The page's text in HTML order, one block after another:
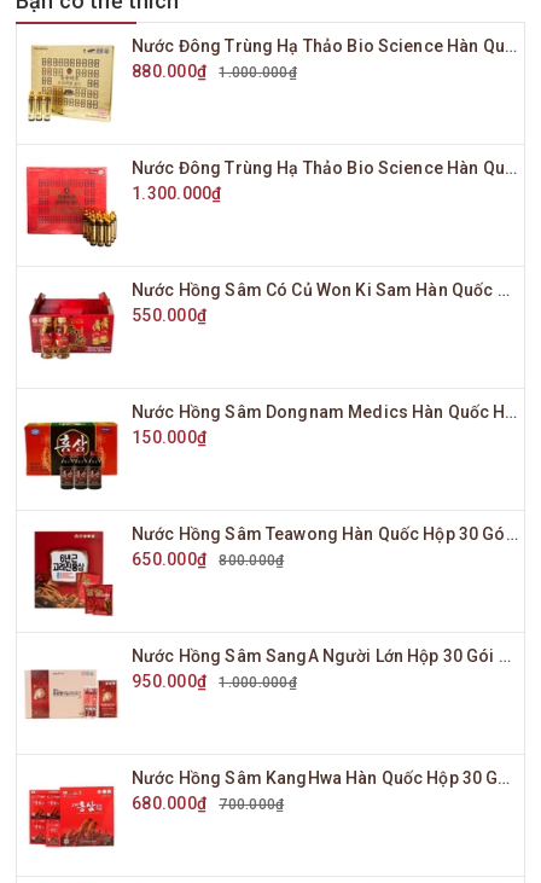
Nước Đông Trùng Hạ Thảo Bio Science Hàn Quốc Hộp Vàng 20 Ống x 20ml
880.000₫
1.000.000₫
Nước Đông Trùng Hạ Thảo Bio Science Hàn Quốc Hộp Đỏ 20 Ống x 20ml
1.300.000₫
Nước Hồng Sâm Có Củ Won Ki Sam Hàn Quốc Hộp 10 Chai x 120ml
550.000₫
Nước Hồng Sâm Dongnam Medics Hàn Quốc Hộp 10 Chai x 100ml
150.000₫
Nước Hồng Sâm Teawong Hàn Quốc Hộp 30 Gói x 70ml
650.000₫
800.000₫
Nước Hồng Sâm SangA Người Lớn Hộp 30 Gói x 10ml
950.000₫
1.000.000₫
Nước Hồng Sâm KangHwa Hàn Quốc Hộp 30 Gói x 70ml
680.000₫
700.000₫